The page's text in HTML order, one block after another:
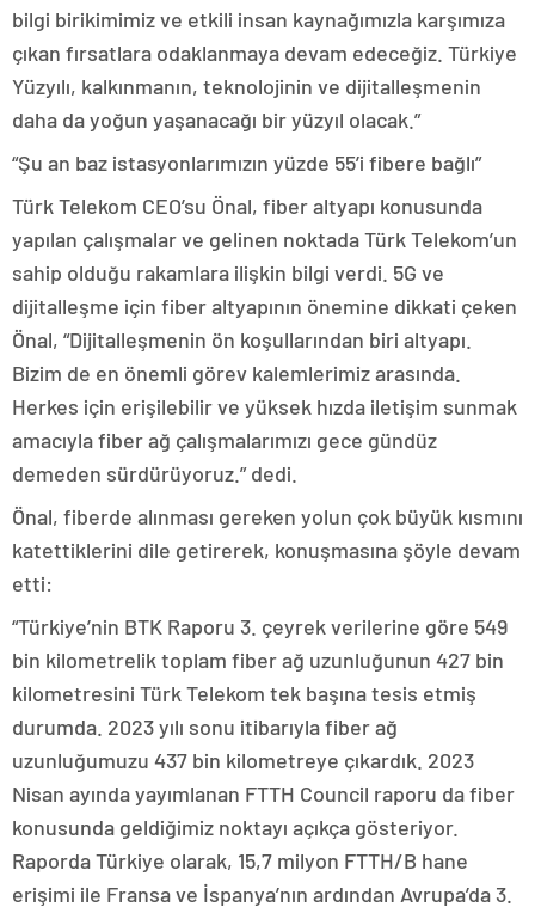
bilgi birikimimiz ve etkili insan kaynağımızla karşımıza
çıkan fırsatlara odaklanmaya devam edeceğiz. Türkiye
Yüzyılı, kalkınmanın, teknolojinin ve dijitalleşmenin
daha da yoğun yaşanacağı bir yüzyıl olacak.”
“Şu an baz istasyonlarımızın yüzde 55’i fibere bağlı”
Türk Telekom CEO’su Önal, fiber altyapı konusunda
yapılan çalışmalar ve gelinen noktada Türk Telekom’un
sahip olduğu rakamlara ilişkin bilgi verdi. 5G ve
dijitalleşme için fiber altyapının önemine dikkati çeken
Önal, “Dijitalleşmenin ön koşullarından biri altyapı.
Bizim de en önemli görev kalemlerimiz arasında.
Herkes için erişilebilir ve yüksek hızda iletişim sunmak
amacıyla fiber ağ çalışmalarımızı gece gündüz
demeden sürdürüyoruz.” dedi.
Önal, fiberde alınması gereken yolun çok büyük kısmını
katettiklerini dile getirerek, konuşmasına şöyle devam
etti:
“Türkiye’nin BTK Raporu 3. çeyrek verilerine göre 549
bin kilometrelik toplam fiber ağ uzunluğunun 427 bin
kilometresini Türk Telekom tek başına tesis etmiş
durumda. 2023 yılı sonu itibarıyla fiber ağ
uzunluğumuzu 437 bin kilometreye çıkardık. 2023
Nisan ayında yayımlanan FTTH Council raporu da fiber
konusunda geldiğimiz noktayı açıkça gösteriyor.
Raporda Türkiye olarak, 15,7 milyon FTTH/B hane
erişimi ile Fransa ve İspanya’nın ardından Avrupa’da 3.